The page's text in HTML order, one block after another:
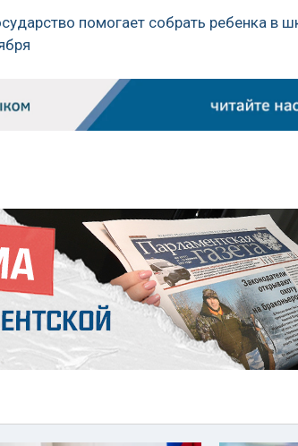
помогает собрать ребенка в